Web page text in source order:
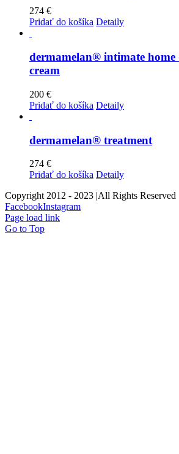
274 €
Pridať do košíka Detaily
dermamelan® intimate home
cream
200 €
Pridať do košíka Detaily
dermamelan® treatment
274 €
Pridať do košíka Detaily
Copyright 2012 - 2023 |All Rights Reserved
FacebookInstagram
Page load link
Go to Top